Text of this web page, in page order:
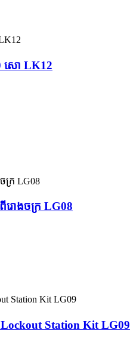
សោ LK12
ោងចក្រ LG08
Lockout Station Kit LG09